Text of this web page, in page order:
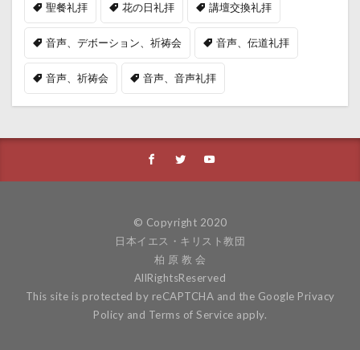
聖餐礼拝 花の日礼拝 講壇交換礼拝
音声、デボーション、祈祷会 音声、伝道礼拝
音声、祈祷会 音声、音声礼拝
© Copyright 2020
日本イエス・キリスト教団
柏 原 教 会
AllRightsReserved
This site is protected by reCAPTCHA and the Google Privacy
Policy and Terms of Service apply.